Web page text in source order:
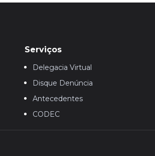
Serviços
Delegacia Virtual
Disque Denúncia
Antecedentes
CODEC